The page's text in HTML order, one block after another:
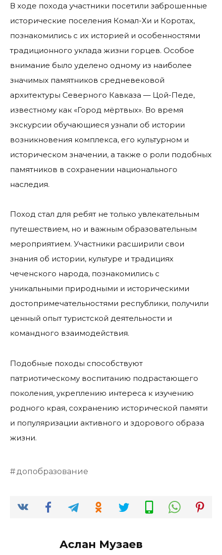
В ходе похода участники посетили заброшенные
исторические поселения Комал-Хи и Коротах,
познакомились с их историей и особенностями
традиционного уклада жизни горцев. Особое
внимание было уделено одному из наиболее
значимых памятников средневековой
архитектуры Северного Кавказа — Цой-Педе,
известному как «Город мёртвых». Во время
экскурсии обучающиеся узнали об истории
возникновения комплекса, его культурном и
историческом значении, а также о роли подобных
памятников в сохранении национального
наследия.
Поход стал для ребят не только увлекательным
путешествием, но и важным образовательным
мероприятием. Участники расширили свои
знания об истории, культуре и традициях
чеченского народа, познакомились с
уникальными природными и историческими
достопримечательностями республики, получили
ценный опыт туристской деятельности и
командного взаимодействия.
Подобные походы способствуют
патриотическому воспитанию подрастающего
поколения, укреплению интереса к изучению
родного края, сохранению исторической памяти
и популяризации активного и здорового образа
жизни.
допобразование
Аслан Музаев